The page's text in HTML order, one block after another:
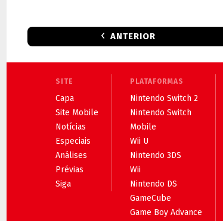
ANTERIOR
SITE
Capa
Site Mobile
Notícias
Especiais
Análises
Prévias
Siga
PLATAFORMAS
Nintendo Switch 2
Nintendo Switch
Mobile
Wii U
Nintendo 3DS
Wii
Nintendo DS
GameCube
Game Boy Advance